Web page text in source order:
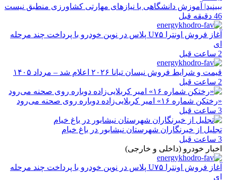
ببینید| آموزش دانشگاهی با نیازهای مهارتی کشاورزی منطبق نیست
46 دقیقه قبل
آغاز فروش اونترا U۷۵ پلاس در نوین خودرو با پرداخت چند مرحله
ای
2 ساعت قبل
قیمت و شرایط فروش نیسان تیانا ۲۰۲۶ اعلام شد – مرداد ۱۴۰۵
2 ساعت قبل
«رختکن شماره ۱۶» امیر کربلایی‌زاده دوباره روی صحنه می‌رود
3 ساعت قبل
تجلیل از خبرنگاران شهرستان نیشابور در باغ خیام
3 ساعت قبل
اخبار خودرو (داخلی و خارجی)
آغاز فروش اونترا U۷۵ پلاس در نوین خودرو با پرداخت چند مرحله
ای